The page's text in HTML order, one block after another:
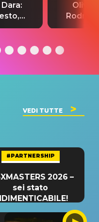
e
Olivia
testo,
VEDI TUTTE
#PARTNERSHIP
2026 –
sei stato